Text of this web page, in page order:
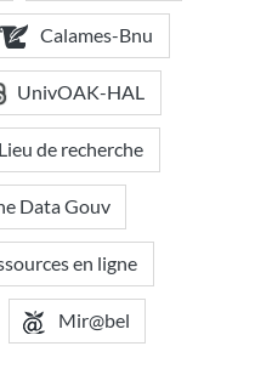
Calames-Bnu
UnivOAK-HAL
Lieu de recherche
Data Gouv
en ligne
Mir@bel